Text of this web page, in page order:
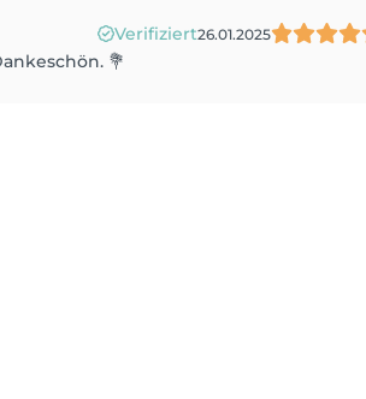
Verifiziert26.01.2025
💐